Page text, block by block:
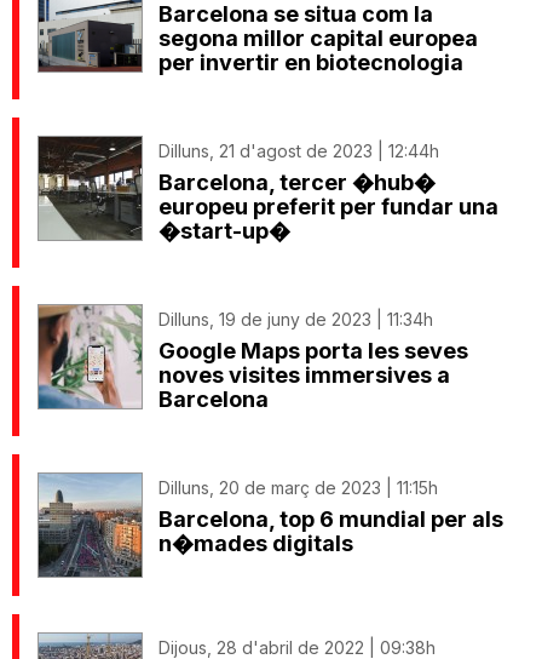
Barcelona se situa com la
segona millor capital europea
per invertir en biotecnologia
Dilluns, 21 d'agost de 2023 | 12:44h
Barcelona, tercer �hub�
europeu preferit per fundar una
�start-up�
Dilluns, 19 de juny de 2023 | 11:34h
Google Maps porta les seves
noves visites immersives a
Barcelona
Dilluns, 20 de març de 2023 | 11:15h
Barcelona, top 6 mundial per als
n�mades digitals
Dijous, 28 d'abril de 2022 | 09:38h